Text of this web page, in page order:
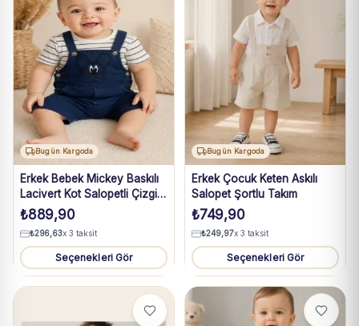
Bugün Kargoda
Erkek Bebek Mickey Baskılı
Lacivert Kot Salopetli Çizgili
Tişört Takım 3-18 Ay
₺889,90
₺296,63x 3 taksit
Seçenekleri Gör
Bugün Kargoda
Erkek Çocuk Keten Askılı
Salopet Şortlu Takım
₺749,90
₺249,97x 3 taksit
Seçenekleri Gör